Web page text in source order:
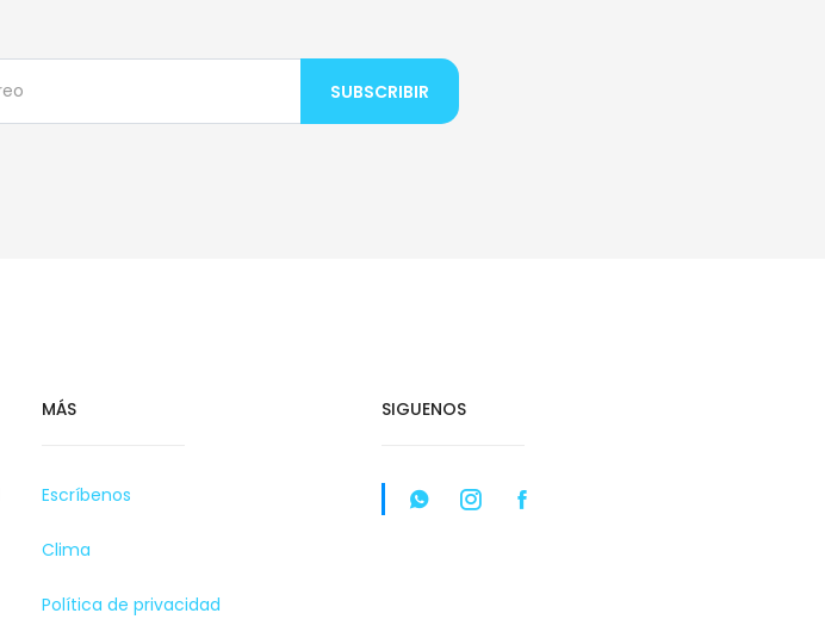
SUBSCRIBIR
MÁS
Escríbenos
Clima
Política de privacidad
SIGUENOS